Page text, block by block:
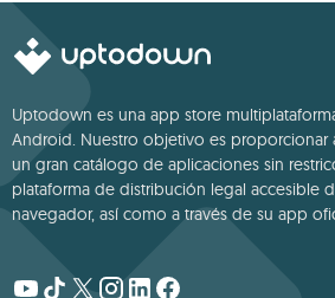
Uptodown es una app store
Android. Nuestro objetivo es proporcionar
un gran catálogo de aplicaciones sin
plataforma de distribución legal accesible
navegador, así como a través de su app